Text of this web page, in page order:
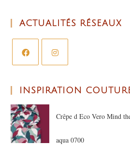
ACTUALITÉS RÉSEAUX
INSPIRATION
Crêpe d Eco Vero Mind
aqua 0700